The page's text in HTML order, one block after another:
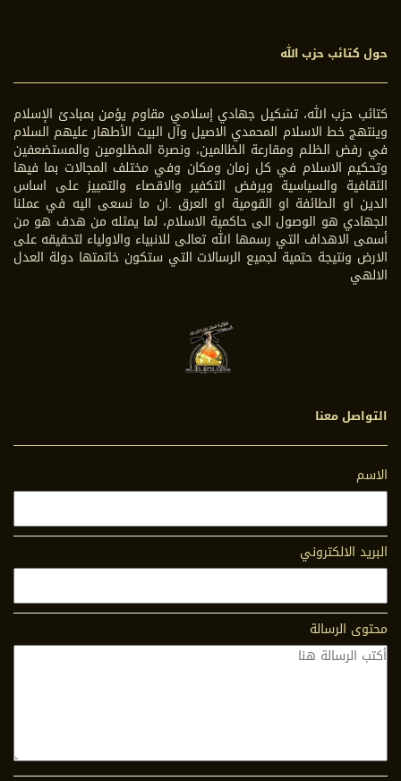
حول كتائب حزب الله
كتائب حزب الله، تشكيل جهادي إسلامي مقاوم يؤمن بمبادئ الإسلام
وينتهج خط الاسلام المحمدي الاصيل وآل البيت الأطهار عليهم السلام
في رفض الظلم ومقارعة الظالمين، ونصرة المظلومين والمستضعفين
وتحكيم الاسلام في كل زمان ومكان وفي مختلف المجالات بما فيها
الثقافية والسياسية ويرفض التكفير والاقصاء والتمييز على اساس
الدين او الطائفة او القومية او العرق .ان ما نسعى اليه في عملنا
الجهادي هو الوصول الى حاكمية الاسلام، لما يمثله من هدف هو من
أسمى الاهداف التي رسمها الله تعالى للانبياء والاولياء لتحقيقه على
الارض ونتيجة حتمية لجميع الرسالات التي ستكون خاتمتها دولة العدل
الالهي
التواصل معنا
الاسم
البريد الالكتروني
محتوى الرسالة